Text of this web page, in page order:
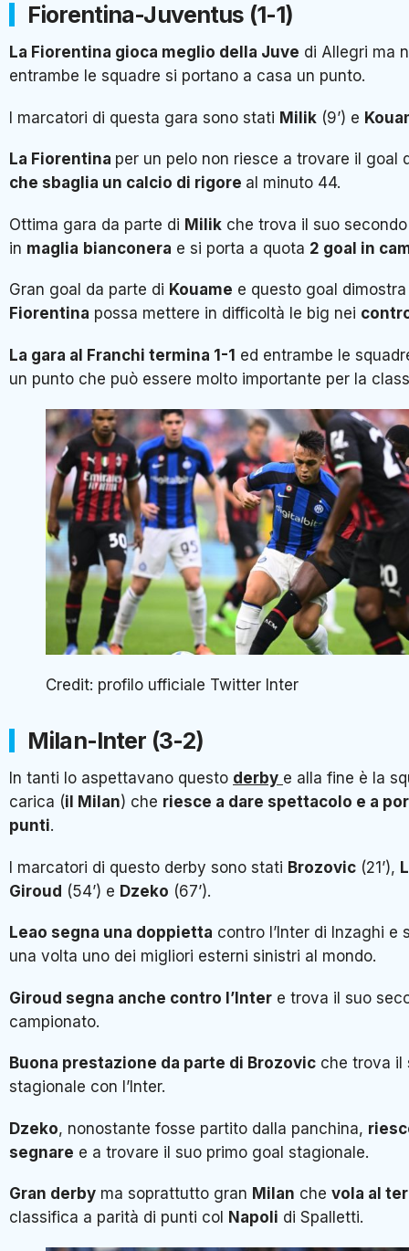
Fiorentina-Juventus (1-1)
La Fiorentina gioca meglio della Juve di Allegri ma
entrambe le squadre si portano a casa un punto.
I marcatori di questa gara sono stati Milik (9’) e
La Fiorentina per un pelo non riesce a trovare il goal
che sbaglia un calcio di rigore al minuto 44.
Ottima gara da parte di Milik che trova il suo
in maglia bianconera e si porta a quota 2 goal in
Gran goal da parte di Kouame e questo goal
Fiorentina possa mettere in difficoltà le big nei
La gara al Franchi termina 1-1 ed entrambe le
un punto che può essere molto importante per la
Credit: profilo ufficiale Twitter Inter
Milan-Inter (3-2)
In tanti lo aspettavano questo derby e alla fine è la
carica (il Milan) che riesce a dare spettacolo e a
punti.
I marcatori di questo derby sono stati Brozovic (21’),
Giroud (54’) e Dzeko (67’).
Leao segna una doppietta contro l’Inter di Inzaghi e
una volta uno dei migliori esterni sinistri al mondo.
Giroud segna anche contro l’Inter e trova il suo
campionato.
Buona prestazione da parte di Brozovic che trova il
stagionale con l’Inter.
Dzeko, nonostante fosse partito dalla panchina,
segnare e a trovare il suo primo goal stagionale.
Gran derby ma soprattutto gran Milan che vola al
classifica a parità di punti col Napoli di Spalletti.